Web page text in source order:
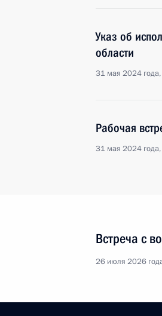
Указ об
области
31 мая 2024
Рабочая
31 мая 2024
Встреча с
26 июля 2026